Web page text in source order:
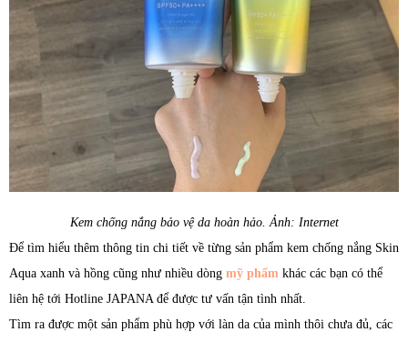
Kem chống nắng bảo vệ da hoàn hảo. Ảnh: Internet
Để tìm hiểu thêm thông tin chi tiết về từng sản phẩm kem chống nắng Skin
Aqua xanh và hồng cũng như nhiều dòng mỹ phẩm khác các bạn có thể
liên hệ tới Hotline JAPANA để được tư vấn tận tình nhất.
Tìm ra được một sản phẩm phù hợp với làn da của mình thôi chưa đủ, các